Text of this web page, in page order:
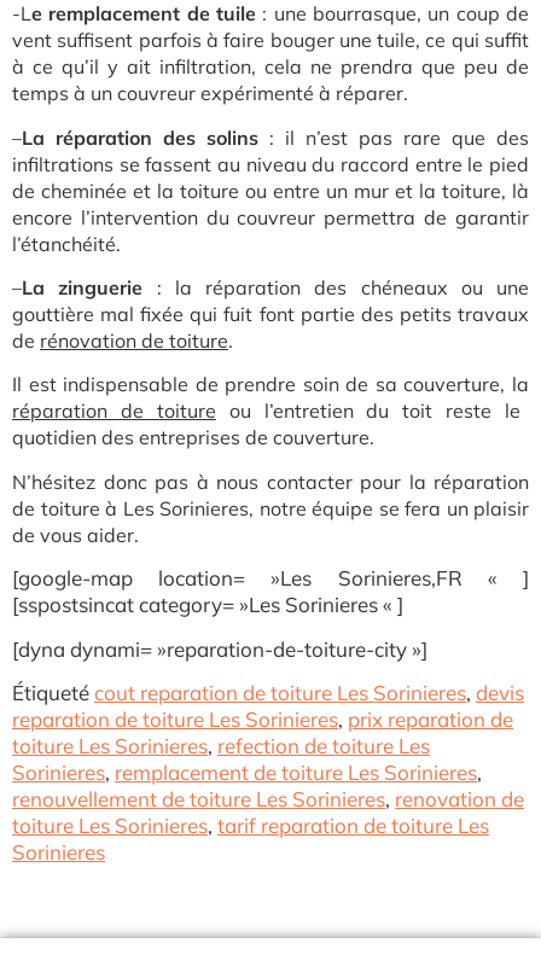
-Le remplacement de tuile : une bourrasque, un coup de
vent suffisent parfois à faire bouger une tuile, ce qui suffit
à ce qu’il y ait infiltration, cela ne prendra que peu de
temps à un couvreur expérimenté à réparer.
–La réparation des solins : il n’est pas rare que des
infiltrations se fassent au niveau du raccord entre le pied
de cheminée et la toiture ou entre un mur et la toiture, là
encore l’intervention du couvreur permettra de garantir
l’étanchéité.
–La zinguerie : la réparation des chéneaux ou une
gouttière mal fixée qui fuit font partie des petits travaux
de rénovation de toiture.
Il est indispensable de prendre soin de sa couverture, la
réparation de toiture ou l’entretien du toit reste le
quotidien des entreprises de couverture.
N’hésitez donc pas à nous contacter pour la réparation
de toiture à Les Sorinieres, notre équipe se fera un plaisir
de vous aider.
[google-map location= »Les Sorinieres,FR « ]
[sspostsincat category= »Les Sorinieres « ]
[dyna dynami= »reparation-de-toiture-city »]
Étiquetécout reparation de toiture Les Sorinieres, devis
reparation de toiture Les Sorinieres, prix reparation de
toiture Les Sorinieres, refection de toiture Les
Sorinieres, remplacement de toiture Les Sorinieres,
renouvellement de toiture Les Sorinieres, renovation de
toiture Les Sorinieres, tarif reparation de toiture Les
Sorinieres